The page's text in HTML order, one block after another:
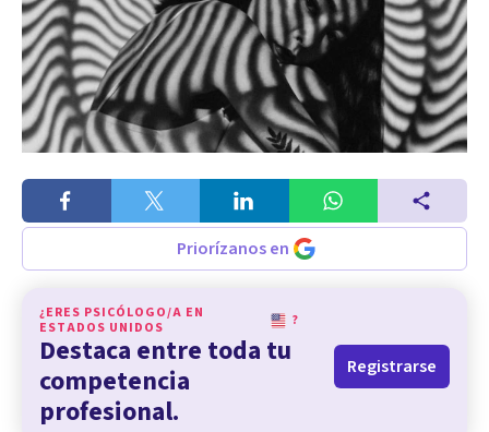
Priorízanos en
¿ERES PSICÓLOGO/A EN
ESTADOS UNIDOS
?
Destaca entre toda tu
competencia
profesional.
Registrarse